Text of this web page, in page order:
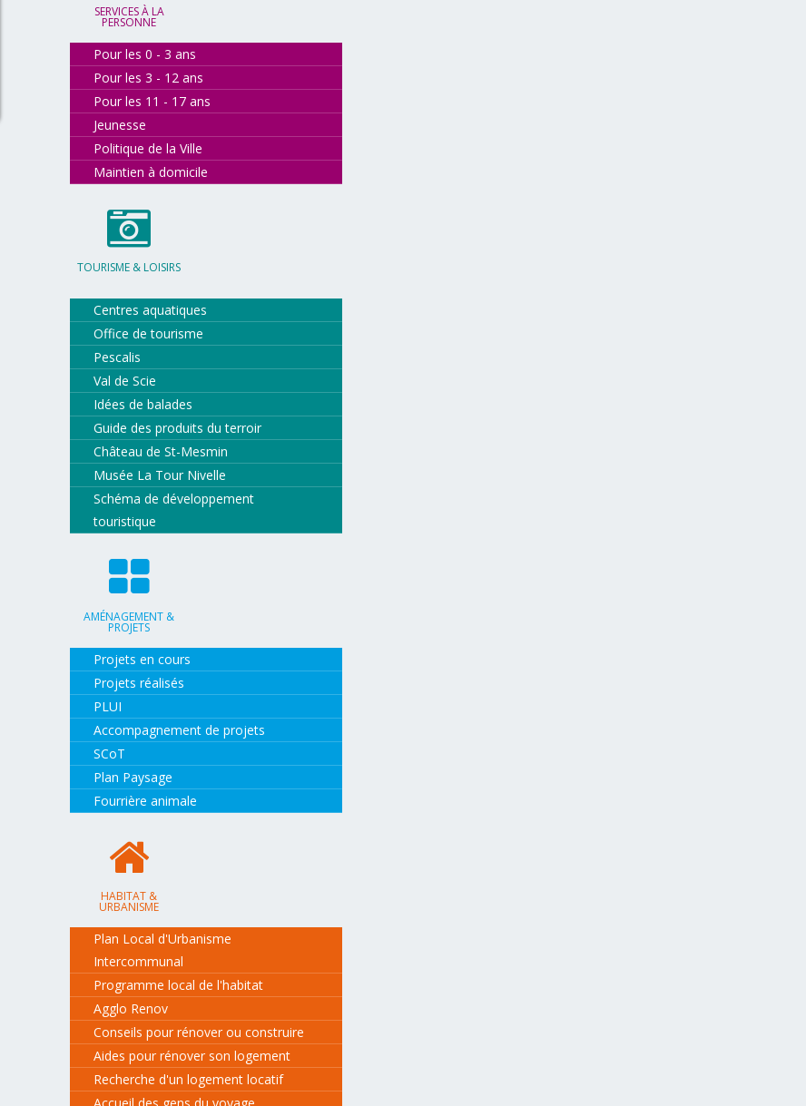
SERVICES À LA
PERSONNE
Pour les 0 - 3 ans
Pour les 3 - 12 ans
Pour les 11 - 17 ans
Jeunesse
Politique de la Ville
Maintien à domicile
TOURISME & LOISIRS
Centres aquatiques
Office de tourisme
Pescalis
Val de Scie
Idées de balades
Guide des produits du terroir
Château de St-Mesmin
Musée La Tour Nivelle
Schéma de développement
touristique
AMÉNAGEMENT &
PROJETS
Projets en cours
Projets réalisés
PLUI
Accompagnement de projets
SCoT
Plan Paysage
Fourrière animale
HABITAT &
URBANISME
Plan Local d'Urbanisme
Intercommunal
Programme local de l'habitat
Agglo Renov
Conseils pour rénover ou construire
Aides pour rénover son logement
Recherche d'un logement locatif